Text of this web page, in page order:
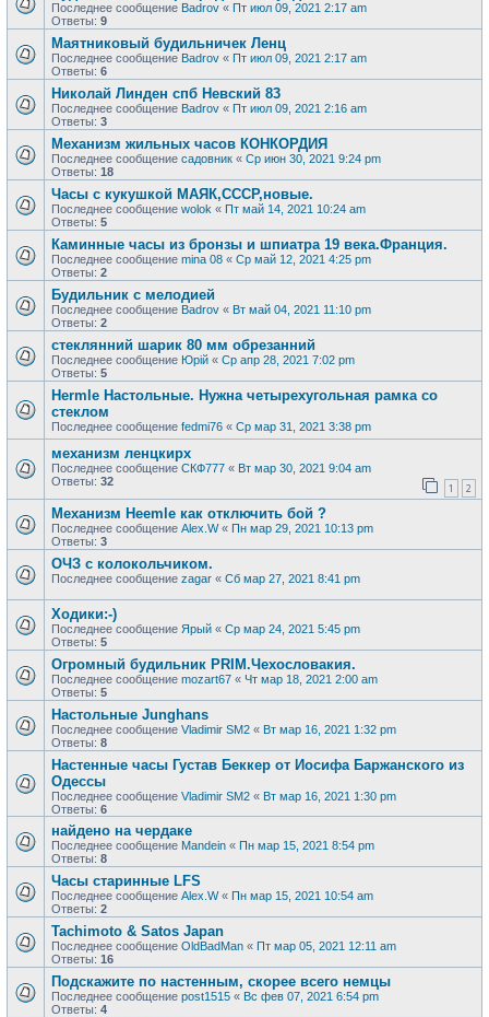
Последнее сообщение Badrov « Пт июл 09, 2021 2:17 am
Ответы: 9
Маятниковый будильничек Ленц
Последнее сообщение Badrov « Пт июл 09, 2021 2:17 am
Ответы: 6
Николай Линден спб Невский 83
Последнее сообщение Badrov « Пт июл 09, 2021 2:16 am
Ответы: 3
Механизм жильных часов КОНКОРДИЯ
Последнее сообщение садовник « Ср июн 30, 2021 9:24 pm
Ответы: 18
Часы с кукушкой МАЯК,СССР,новые.
Последнее сообщение wolok « Пт май 14, 2021 10:24 am
Ответы: 5
Каминные часы из бронзы и шпиатра 19 века.Франция.
Последнее сообщение mina 08 « Ср май 12, 2021 4:25 pm
Ответы: 2
Будильник с мелодией
Последнее сообщение Badrov « Вт май 04, 2021 11:10 pm
Ответы: 2
стеклянний шарик 80 мм обрезанний
Последнее сообщение Юрій « Ср апр 28, 2021 7:02 pm
Ответы: 5
Hermle Настольные. Нужна четырехугольная рамка со
стеклом
Последнее сообщение fedmi76 « Ср мар 31, 2021 3:38 pm
механизм ленцкирх
Последнее сообщение СКФ777 « Вт мар 30, 2021 9:04 am
Ответы: 32 1 2
Механизм Heemle как отключить бой ?
Последнее сообщение Alex.W« Пн мар 29, 2021 10:13 pm
Ответы: 3
ОЧЗ с колокольчиком.
Последнее сообщение zagar « Сб мар 27, 2021 8:41 pm
Ходики:-)
Последнее сообщение Ярый « Ср мар 24, 2021 5:45 pm
Ответы: 5
Огромный будильник PRIM.Чехословакия.
Последнее сообщение mozart67 « Чт мар 18, 2021 2:00 am
Ответы: 5
Настольные Junghans
Последнее сообщение Vladimir SM2 « Вт мар 16, 2021 1:32 pm
Ответы: 8
Настенные часы Густав Беккер от Иосифа Баржанского из
Одессы
Последнее сообщение Vladimir SM2 « Вт мар 16, 2021 1:30 pm
Ответы: 6
найдено на чердаке
Последнее сообщение Mandein « Пн мар 15, 2021 8:54 pm
Ответы: 8
Часы старинные LFS
Последнее сообщение Alex.W« Пн мар 15, 2021 10:54 am
Ответы: 2
Tachimoto & Satos Japan
Последнее сообщение OldBadMan « Пт мар 05, 2021 12:11 am
Ответы: 16
Подскажите по настенным, скорее всего немцы
Последнее сообщение post1515 « Вс фев 07, 2021 6:54 pm
Ответы: 4